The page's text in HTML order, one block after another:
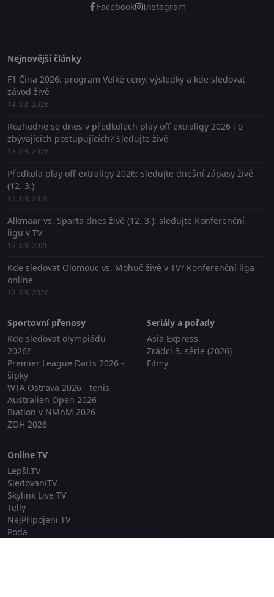
Facebook Instagram
Nejnovější články
F1 Čína 2026: program Velké ceny, výsledky a kde sledovat
závod živě
14. 03. 2026
Rozhodne se dnes v předkolech play off extraligy 2026 i o
zbývajících postupujících? Sledujte živě
13. 03. 2026
Předkola play off extraligy 2026: sledujte dnešní zápasy živě
(12. 3.)
12. 03. 2026
Alkmaar vs. Sparta dnes živě (12. 3.): sledujte Konferenční
ligu v TV
12. 03. 2026
Kde sledovat Olomouc vs. Mohuč živě v TV? Konferenční liga
online
12. 03. 2026
Sportovní přenosy
Kde sledovat olympiádu
2026?
Premier League Darts 2026 -
šipky
WTA Ostrava 2026 - tenis
Australian Open 2026
Biatlon v NMnM 2026
ZOH 2026
Seriály a pořady
Asia Express
Zrádci 3. série (2026)
Filmy
Online TV
Lepší.TV
SledovaniTV
Skylink Live TV
Telly
NejPřipojení TV
Poda